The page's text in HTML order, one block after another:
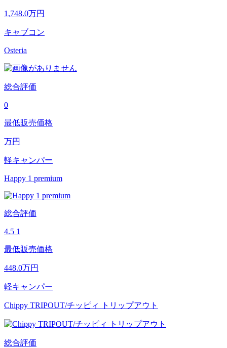
1,748.0万円
キャブコン
Osteria
総合評価
0
最低販売価格
万円
軽キャンパー
Happy 1 premium
総合評価
4.5 1
最低販売価格
448.0万円
軽キャンパー
Chippy TRIPOUT/チッピィ トリップアウト
総合評価